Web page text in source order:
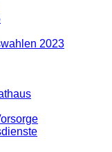
2023